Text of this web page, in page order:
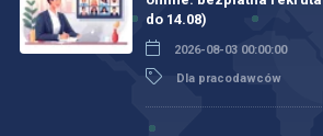
do 14.08)
2026-08-03 00:00:00
Dla pracodawców